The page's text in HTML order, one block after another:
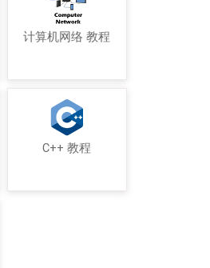
计算机网络 教程
C++ 教程